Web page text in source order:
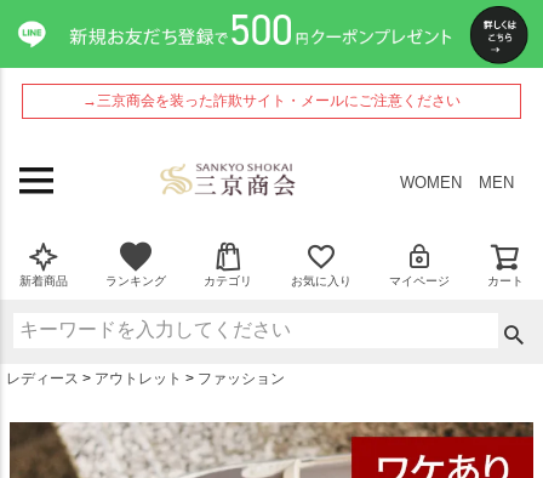
→三京商会を装った詐欺サイト・メールにご注意ください
WOMEN MEN
新着商品 ランキング カテゴリ お気に入り マイページ カート
レディース アウトレット ファッション
ペー
ジト
ップ
へ